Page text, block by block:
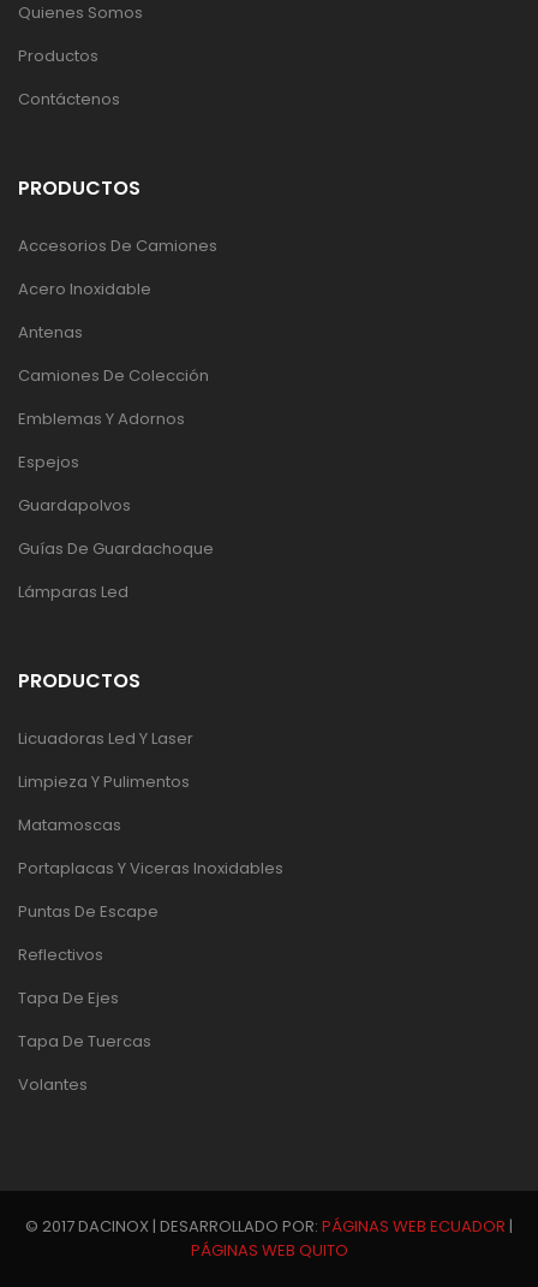
Quienes Somos
Productos
Contáctenos
PRODUCTOS
Accesorios De Camiones
Acero Inoxidable
Antenas
Camiones De Colección
Emblemas Y Adornos
Espejos
Guardapolvos
Guías De Guardachoque
Lámparas Led
PRODUCTOS
Licuadoras Led Y Laser
Limpieza Y Pulimentos
Matamoscas
Portaplacas Y Viceras Inoxidables
Puntas De Escape
Reflectivos
Tapa De Ejes
Tapa De Tuercas
Volantes
© 2017 DACINOX | DESARROLLADO POR: PÁGINAS WEB ECUADOR |
PÁGINAS WEB QUITO